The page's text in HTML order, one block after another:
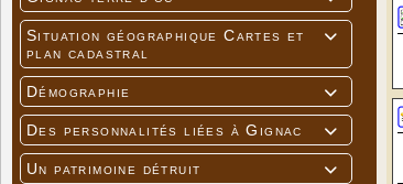

Situation géographique Cartes et
plan cadastral

Démographie

Des personnalités liées à Gignac

Un patrimoine détruit